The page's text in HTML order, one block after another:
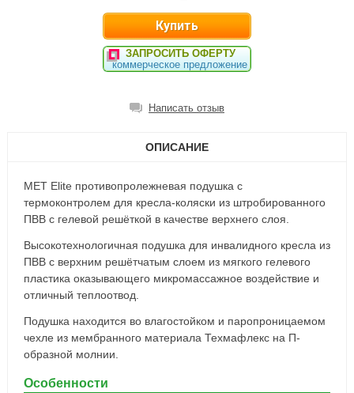
ЗАПРОСИТЬ ОФЕРТУ
коммерческое предложение
Написать отзыв
ОПИСАНИЕ
MET Elite противопролежневая подушка с
термоконтролем для кресла-коляски из штробированного
ПВВ с гелевой решёткой в качестве верхнего слоя.
Высокотехнологичная подушка для инвалидного кресла из
ПВВ с верхним решётчатым слоем из мягкого гелевого
пластика оказывающего микромассажное воздействие и
отличный теплоотвод.
Подушка находится во влагостойком и паропроницаемом
чехле из мембранного материала Техмафлекс на П-
образной молнии.
Особенности